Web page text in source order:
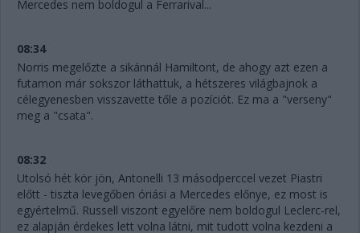
Mercedes nem boldogul a Ferrarival...
08:34
Norris megelőzte a sikánnál Hamiltont, de ahogy azt ezen a
futamon már sokszor láthattuk, a hétszeres világbajnok a
célegyenesben visszavette tőle a pozíciót. Ez ma a "verseny"
meg a "csata".
08:32
Utolsó hét kör jön, Antonelli 13 másodperccel vezet Piastri
előtt - tiszta levegőben óriási a Mercedes előnye, ez most is
egyértelmű. Russell viszont egyelőre nem boldogul Leclerc-rel,
ez alapján érdekes lett volna látni, mit tudott volna kezdeni a